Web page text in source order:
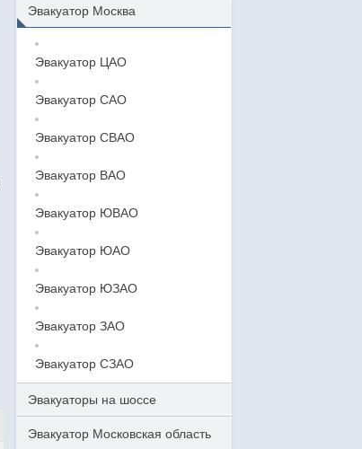
Эвакуатор Москва
Эвакуатор ЦАО
Эвакуатор САО
Эвакуатор СВАО
Эвакуатор ВАО
Эвакуатор ЮВАО
Эвакуатор ЮАО
Эвакуатор ЮЗАО
Эвакуатор ЗАО
Эвакуатор СЗАО
Эвакуаторы на шоссе
Эвакуатор Московская область